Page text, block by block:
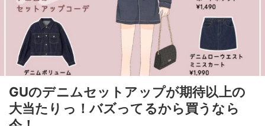
GUのデニムセットアップが期待以上の
大当たりっ！バズってるから買うなら